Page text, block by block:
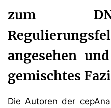
zum
angesehen
gemischtes
Die Autoren der